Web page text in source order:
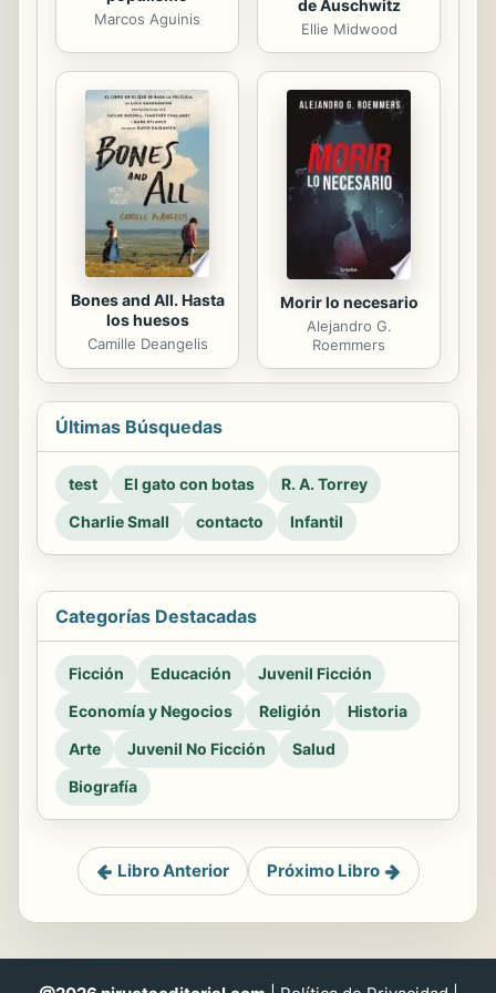
Marcos Aguinis
de Auschwitz
Ellie Midwood
Bones and All. Hasta
los huesos
Camille Deangelis
Morir lo necesario
Alejandro G.
Roemmers
Últimas Búsquedas
test El gato con botas
R. A. Torrey
Charlie Small
contacto Infantil
Categorías Destacadas
Ficción Educación
Juvenil Ficción
Economía y Negocios
Religión
Historia
Arte
Juvenil No Ficción
Salud
Biografía
Libro Anterior Próximo Libro